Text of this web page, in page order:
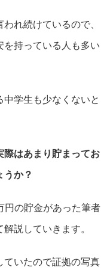
れ続けているので、
持っている人も多い
学生も少なくないと
際はあまり貯まってお
うか？
円の貯金があった筆者
説していきます。
ていたので証拠の写真